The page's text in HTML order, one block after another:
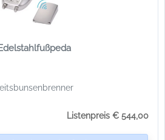
Listenpreis € 544,00